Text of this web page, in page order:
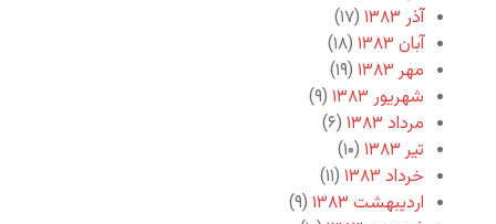
آذر ۱۳۸۳
(۱۷)
آبان ۱۳۸۳
(۱۸)
مهر ۱۳۸۳
(۱۹)
شهریور ۱۳۸۳
(۹)
مرداد ۱۳۸۳
(۶)
تیر ۱۳۸۳
(۱۰)
خرداد ۱۳۸۳
(۱۱)
اردیبهشت ۱۳۸۳
(۹)